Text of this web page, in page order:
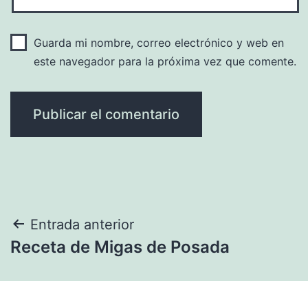
Guarda mi nombre, correo electrónico y web en
este navegador para la próxima vez que comente.
Navegación
de
Entrada anterior
Receta de Migas de Posada